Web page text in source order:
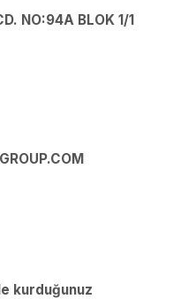
NO:94A BLOK 1/1
kurduğunuz